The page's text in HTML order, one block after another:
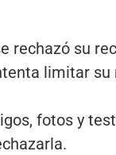
rechazó su
limitar su
fotos y